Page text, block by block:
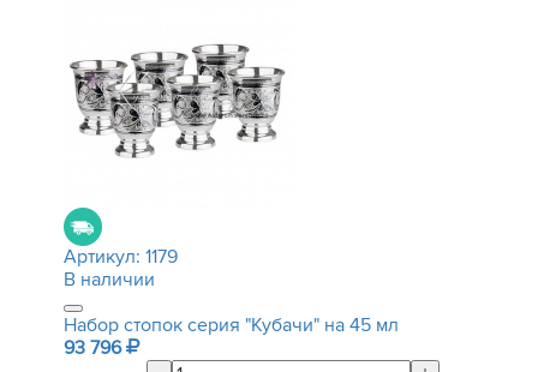
Артикул: 1179
В наличии
Набор стопок серия "Кубачи" на 45 мл
93 796